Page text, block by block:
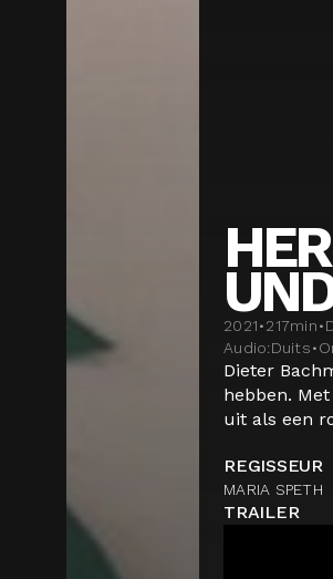
2021•217min•
Audio:Duits•
Dieter
hebben.
uit als een
REGISSEUR
MARIA SPETH
TRAILER